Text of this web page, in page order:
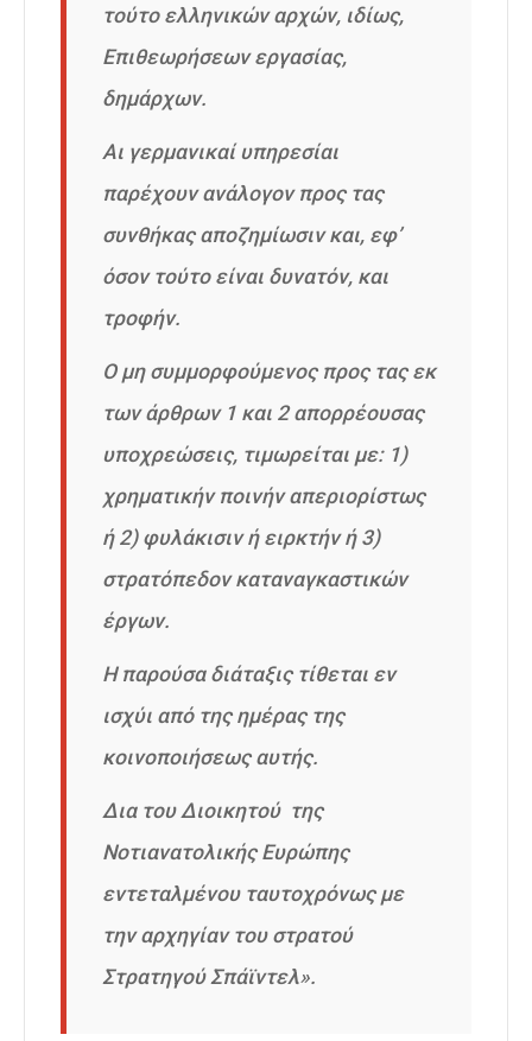
τούτο ελληνικών αρχών, ιδίως,
Επιθεωρήσεων εργασίας,
δημάρχων.
Αι γερμανικαί υπηρεσίαι
παρέχουν ανάλογον προς τας
συνθήκας αποζημίωσιν και, εφ’
όσον τούτο είναι δυνατόν, και
τροφήν.
Ο μη συμμορφούμενος προς τας εκ
των άρθρων 1 και 2 απορρέουσας
υποχρεώσεις, τιμωρείται με: 1)
χρηματικήν ποινήν απεριορίστως
ή 2) φυλάκισιν ή ειρκτήν ή 3)
στρατόπεδον καταναγκαστικών
έργων.
Η παρούσα διάταξις τίθεται εν
ισχύι από της ημέρας της
κοινοποιήσεως αυτής.
Δια του Διοικητού της
Νοτιανατολικής Ευρώπης
εντεταλμένου ταυτοχρόνως με
την αρχηγίαν του στρατού
Στρατηγού Σπάϊντελ».